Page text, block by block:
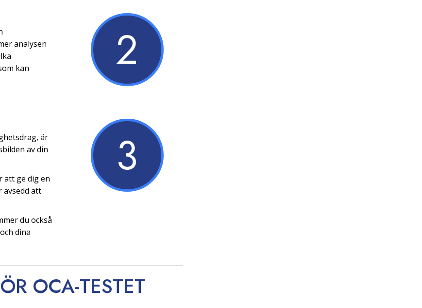
analysen
kan
2
är
av din
att ge dig en
avsedd att
du också
dina
3
OCA-TESTET